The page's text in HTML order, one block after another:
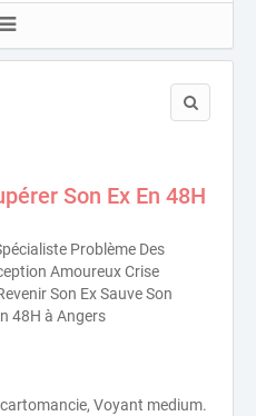
Son Ex En 48H
Problème Des
Amoureux Crise
Son Ex Sauve Son
48H à Angers
Voyant medium.